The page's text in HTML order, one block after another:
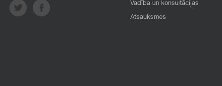
Vadība un konsultācijas
Atsauksmes